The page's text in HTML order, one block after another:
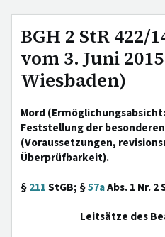
BGH 2 StR 422/
vom 3. Juni
Wiesbaden)
Mord
Feststellung der
(Voraussetzungen,
Überprüfbarkeit).
§211StGB; §57aAbs. 1 Nr. 2
Leitsätze des